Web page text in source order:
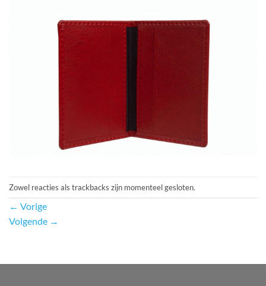
Zowel reacties als trackbacks zijn momenteel gesloten.
← Vorige
Volgende →